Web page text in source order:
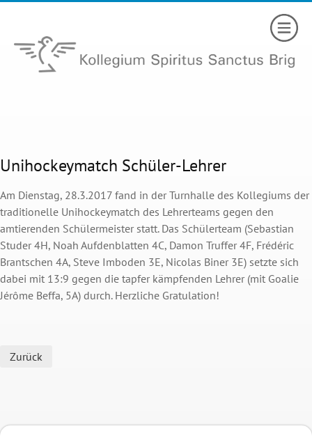
Unihockeymatch Schüler-Lehrer
Am Dienstag, 28.3.2017 fand in der Turnhalle des Kollegiums der
traditionelle Unihockeymatch des Lehrerteams gegen den
amtierenden Schülermeister statt. Das Schülerteam (Sebastian
Studer 4H, Noah Aufdenblatten 4C, Damon Truffer 4F, Frédéric
Brantschen 4A, Steve Imboden 3E, Nicolas Biner 3E) setzte sich
dabei mit 13:9 gegen die tapfer kämpfenden Lehrer (mit Goalie
Jérôme Beffa, 5A) durch. Herzliche Gratulation!
Zurück